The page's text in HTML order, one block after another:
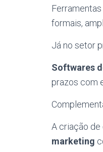
formais,
Já no setor
Softwares
prazos com
A criação de
marketing